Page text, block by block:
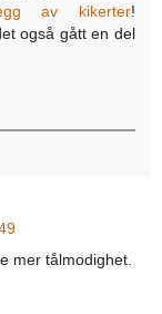
av kikerter!
også gått en del
mer tålmodighet.